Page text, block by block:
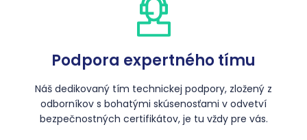
Podpora expertného tímu
Náš dedikovaný tím technickej podpory, zložený z
odborníkov s bohatými skúsenosťami v odvetví
bezpečnostných certifikátov, je tu vždy pre vás.